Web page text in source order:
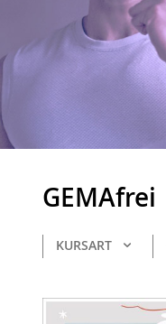
GEMAfrei
KURSART